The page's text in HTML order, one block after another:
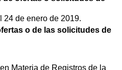
24 de enero de 2019.
o de las solicitudes de
Materia de Registros de la